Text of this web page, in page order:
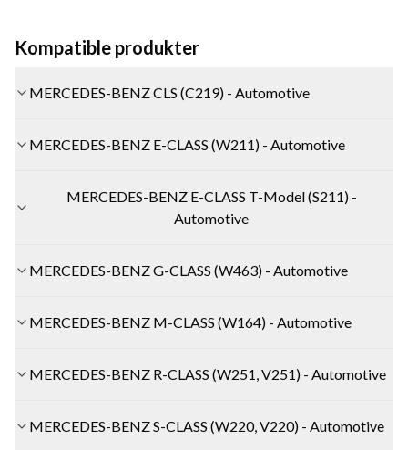
Kompatible produkter
MERCEDES-BENZ CLS (C219) - Automotive
MERCEDES-BENZ E-CLASS (W211) - Automotive
MERCEDES-BENZ E-CLASS T-Model (S211) -
Automotive
MERCEDES-BENZ G-CLASS (W463) - Automotive
MERCEDES-BENZ M-CLASS (W164) - Automotive
MERCEDES-BENZ R-CLASS (W251, V251) - Automotive
MERCEDES-BENZ S-CLASS (W220, V220) - Automotive